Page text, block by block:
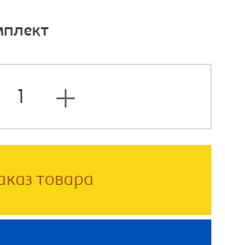
товара